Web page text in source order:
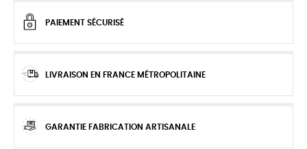
PAIEMENT SÉCURISÉ
LIVRAISON EN FRANCE MÉTROPOLITAINE
GARANTIE FABRICATION ARTISANALE